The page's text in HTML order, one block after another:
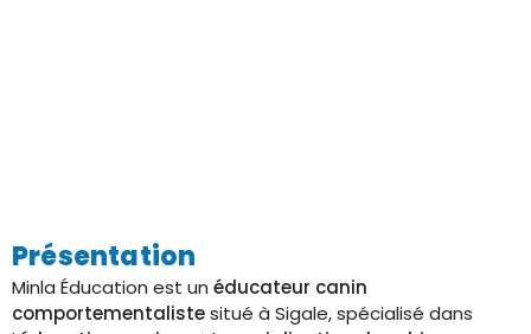
Présentation
Minla Éducation est un éducateur canin
comportementalistesitué à Sigale, spécialisé dans